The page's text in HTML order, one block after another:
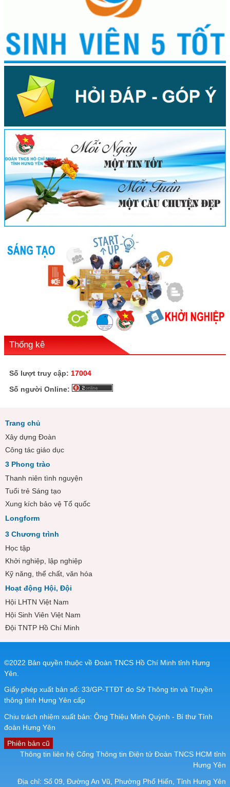
Thống kê
Số lượt truy cập: 17004
Số người Online:
Trang chủ
Xây dựng Đoàn
Công tác giáo dục
3 Phong trào
Thanh niên tình nguyện
Tuổi trẻ Sáng tạo
Xung kích bảo vệ Tổ quốc
Longform
3 Chương trình
Học tập
Khởi nghiệp, lập nghiệp
Kỹ năng, thể chất, văn hóa
Hoạt động Hội, Đội
Hội LHTN Việt Nam
Hội Sinh Viên Việt Nam
Đội TNTP Hồ Chí Minh
©2022 Bản quyền thuộc về Đoàn TNCS Hồ Chí Minh tỉnh Hưng
Yên.
Giấy phép xuất bản số: 33/GP-TTĐT do Sở Thông tin và Truyền
thông tỉnh Hưng Yên cấp
Chịu trách nhiệm xuất bản: Ông Thiệu Minh Quỳnh - Bí thư Tỉnh
đoàn Hưng Yên
Phiên bản cũ
Thông tin liên hệ Cổng Thông tin Điện tử Đoàn TNCS HCM tỉnh
Hưng Yên
Địa chỉ: Số 09, Đường An Vũ, Phường Phố Hiến, Tỉnh Hưng Yên